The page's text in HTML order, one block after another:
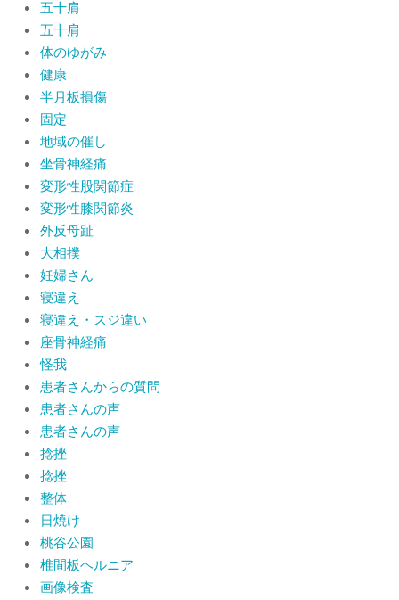
五十肩
五十肩
体のゆがみ
健康
半月板損傷
固定
地域の催し
坐骨神経痛
変形性股関節症
変形性膝関節炎
外反母趾
大相撲
妊婦さん
寝違え
寝違え・スジ違い
座骨神経痛
怪我
患者さんからの質問
患者さんの声
患者さんの声
捻挫
捻挫
整体
日焼け
桃谷公園
椎間板ヘルニア
画像検査